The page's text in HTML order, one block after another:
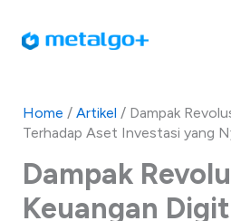
Home / Artikel / Dampak
Terhadap Aset Investasi yang
Dampak
Keuangan